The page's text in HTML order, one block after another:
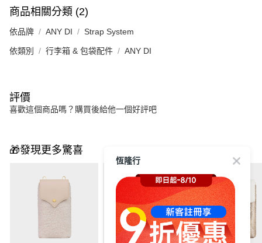
商品相關分類 (2)
依品牌 ANY DI Strap System
依類別 行李箱 & 包袋配件 ANY DI
評價
喜歡這個商品嗎？購買後給他一個好評吧
🎁發現更多驚喜
恆隆行